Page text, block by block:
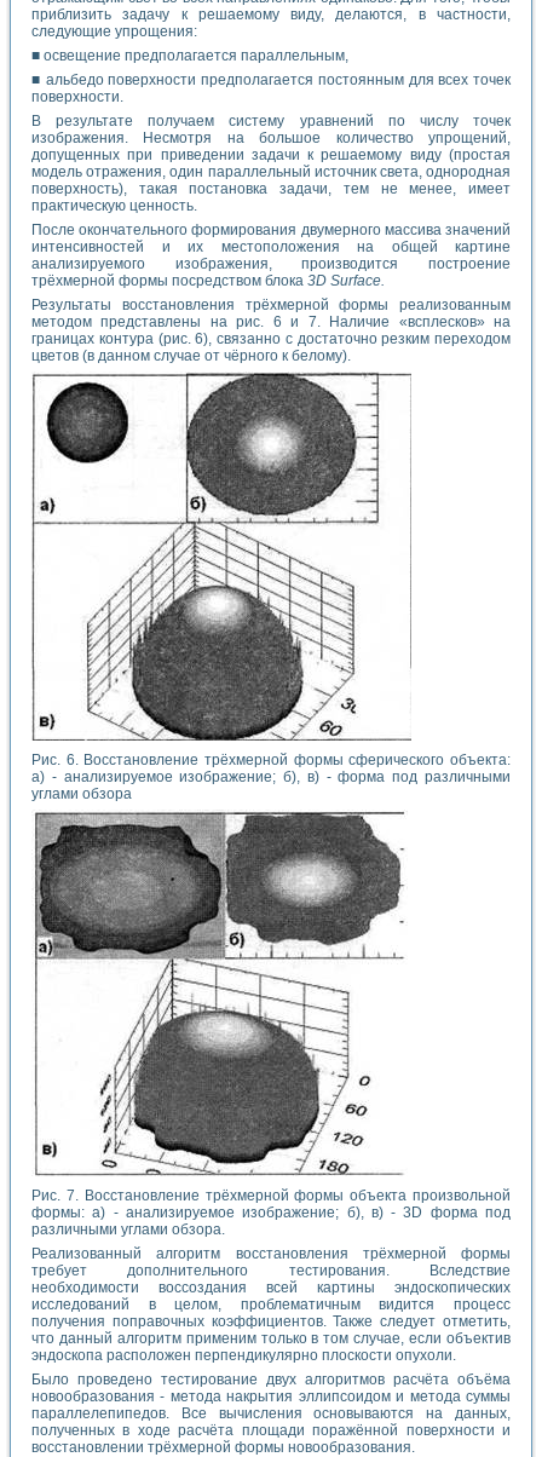
приблизить задачу к решаемому виду, делаются, в частности,
следующие упрощения:
■ освещение предполагается параллельным,
■ альбедо поверхности предполагается постоянным для всех точек
поверхности.
В результате получаем систему уравнений по числу точек
изображения. Несмотря на большое количество упрощений,
допущенных при приведении задачи к решаемому виду (простая
модель отражения, один параллельный источник света, однородная
поверхность), такая постановка задачи, тем не менее, имеет
практическую ценность.
После окончательного формирования двумерного массива значений
интенсивностей и их местоположения на общей картине
анализируемого изображения, производится построение
трёхмерной формы посредством блока 3D Surface.
Результаты восстановления трёхмерной формы реализованным
методом представлены на рис. 6 и 7. Наличие «всплесков» на
границах контура (рис. 6), связанно с достаточно резким переходом
цветов (в данном случае от чёрного к белому).
Рис. 6. Восстановление трёхмерной формы сферического объекта:
а) - анализируемое изображение; б), в) - форма под различными
углами обзора
Рис. 7. Восстановление трёхмерной формы объекта произвольной
формы: а) - анализируемое изображение; б), в) - 3D форма под
различными углами обзора.
Реализованный алгоритм восстановления трёхмерной формы
требует дополнительного тестирования. Вследствие
необходимости воссоздания всей картины эндоскопических
исследований в целом, проблематичным видится процесс
получения поправочных коэффициентов. Также следует отметить,
что данный алгоритм применим только в том случае, если объектив
эндоскопа расположен перпендикулярно плоскости опухоли.
Было проведено тестирование двух алгоритмов расчёта объёма
новообразования - метода накрытия эллипсоидом и метода суммы
параллелепипедов. Все вычисления основываются на данных,
полученных в ходе расчёта площади поражённой поверхности и
восстановлении трёхмерной формы новообразования.